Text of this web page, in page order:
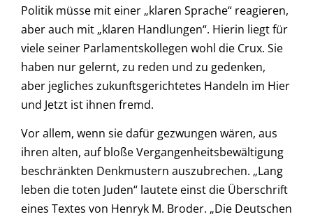
Politik müsse mit einer „klaren Sprache“ reagieren,
aber auch mit „klaren Handlungen“. Hierin liegt für
viele seiner Parlamentskollegen wohl die Crux. Sie
haben nur gelernt, zu reden und zu gedenken,
aber jegliches zukunftsgerichtetes Handeln im Hier
und Jetzt ist ihnen fremd.
Vor allem, wenn sie dafür gezwungen wären, aus
ihren alten, auf bloße Vergangenheitsbewältigung
beschränkten Denkmustern auszubrechen. „Lang
leben die toten Juden“ lautete einst die Überschrift
eines Textes von Henryk M. Broder. „Die Deutschen